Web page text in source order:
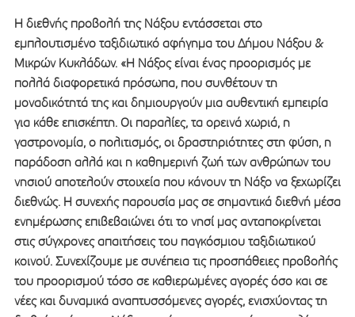
Η διεθνής προβολή της Νάξου εντάσσεται στο
εμπλουτισμένο ταξιδιωτικό αφήγημα του Δήμου Νάξου &
Μικρών Κυκλάδων. «Η Νάξος είναι ένας προορισμός με
πολλά διαφορετικά πρόσωπα, που συνθέτουν τη
μοναδικότητά της και δημιουργούν μια αυθεντική εμπειρία
για κάθε επισκέπτη. Οι παραλίες, τα ορεινά χωριά, η
γαστρονομία, ο πολιτισμός, οι δραστηριότητες στη φύση, η
παράδοση αλλά και η καθημερινή ζωή των ανθρώπων του
νησιού αποτελούν στοιχεία που κάνουν τη Νάξο να ξεχωρίζει
διεθνώς. Η συνεχής παρουσία μας σε σημαντικά διεθνή μέσα
ενημέρωσης επιβεβαιώνει ότι το νησί μας ανταποκρίνεται
στις σύγχρονες απαιτήσεις του παγκόσμιου ταξιδιωτικού
κοινού. Συνεχίζουμε με συνέπεια τις προσπάθειες προβολής
του προορισμού τόσο σε καθιερωμένες αγορές όσο και σε
νέες και δυναμικά αναπτυσσόμενες αγορές, ενισχύοντας τη